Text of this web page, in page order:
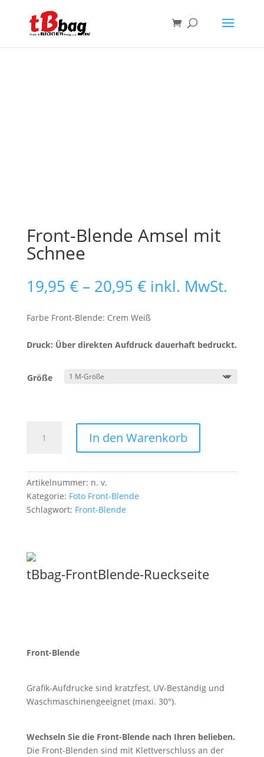
Front-Blende Amsel mit
Schnee
19,95 € – 20,95 €Preisspanne:
19,95 €
bis
20,95 €
inkl. MwSt.
Farbe Front-Blende: Crem Weiß
Druck: Über direkten Aufdruck dauerhaft bedruckt.
Größe
Blende
Schnee
Menge
In den Warenkorb
Artikelnummer: n. v.
Kategorie: Foto Front-Blende
Schlagwort: Front-Blende
tBbag-FrontBlende-Rueckseite
Front-Blende
Grafik-Aufdrucke sind kratzfest, UV-Beständig und
Waschmaschinengeeignet (maxi. 30°).
Wechseln Sie die Front-Blende nach Ihren belieben.
Die Front-Blenden sind mit Klettverschluss an der